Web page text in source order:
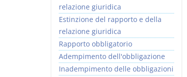
relazione giuridica
Estinzione del rapporto e della
relazione giuridica
Rapporto obbligatorio
Adempimento dell'obbligazione
Inadempimento delle obbligazioni